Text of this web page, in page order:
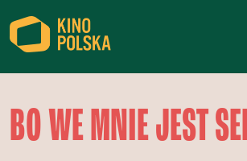
BO WE MNIE JEST